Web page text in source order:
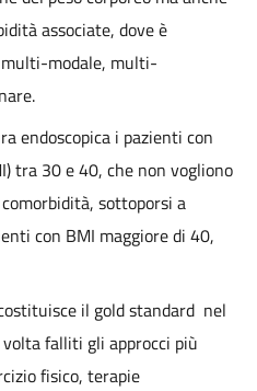
associate, dove è
multi-modale, multi-
endoscopica i pazienti con
tra 30 e 40, che non vogliono
sottoporsi a
con BMI maggiore di 40,
il gold standard nel
falliti gli approcci più
fisico, terapie